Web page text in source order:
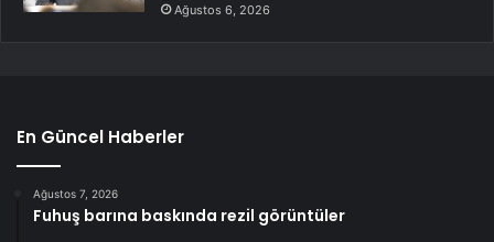
Ağustos 6, 2026
En Güncel Haberler
Ağustos 7, 2026
Fuhuş barına baskında rezil görüntüler